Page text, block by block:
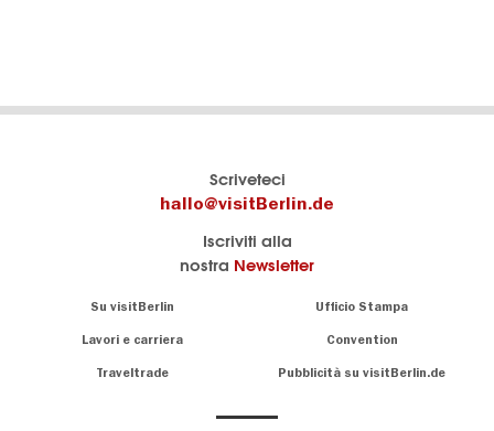
Scriveteci
hallo@visitBerlin.de
Iscriviti alla
nostra Newsletter
Su visitBerlin Ufficio Stampa
Lavori e carriera Convention
Traveltrade Pubblicità su visitBerlin.de
Berlino e siamo
lì per te.